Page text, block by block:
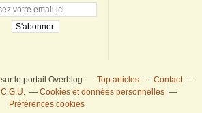
sur le portail Overblog Top articles
Contact
C.G.U.
Cookies et données personnelles
Préférences cookies